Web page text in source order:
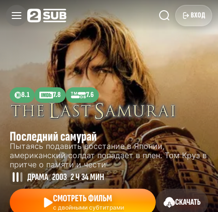
ВХОД
8.1 7.8 7.6
Последний самурай
Пытаясь подавить восстание в Японии,
американский солдат попадает в плен. Том Круз в
притче о памяти и чести
ДРАМА 2003 2 Ч 34 МИН
СМОТРЕТЬ ФИЛЬМ
с двойными субтитрами
СКАЧАТЬ